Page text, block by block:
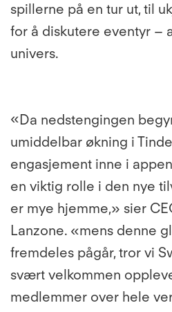
spillerne på en tur ut, til
for å diskutere eventyr –
univers.
«Da nedstengingen
umiddelbar økning i
engasjement inne i
en viktig rolle i den nye
er mye hjemme,» sier
Lanzone. «mens denne
fremdeles pågår, tror vi
svært velkommen
medlemmer over hele